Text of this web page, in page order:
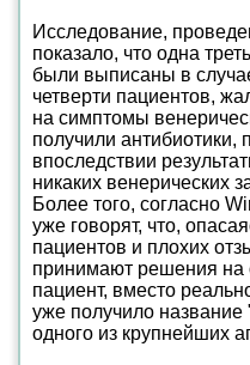
Исследование,
показало, что одна
были выписаны в
четверти пациентов,
на симптомы
получили антибиотики,
впоследствии
никаких венерических
Более того, согласно
уже говорят, что,
пациентов и плохих
принимают решения на
пациент, вместо
уже получило
одного из крупнейших